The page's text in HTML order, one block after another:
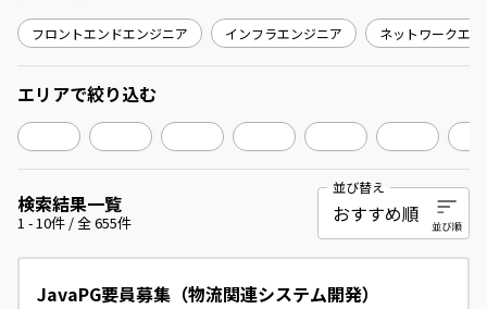
検索結果一覧
1 -10件 / 全655件
並び替え
JavaPG要員募集（物流関連システム開発）
フロントエンドエンジニア インフラエンジニア ネットワークエ
エリアで絞り込む